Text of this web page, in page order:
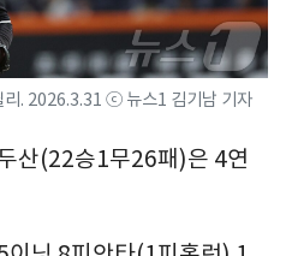
리. 2026.3.31 ⓒ 뉴스1 김기남 기자
산(22승1무26패)은 4연